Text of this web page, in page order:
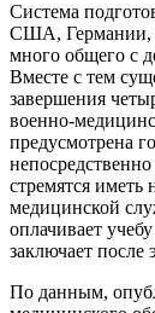
Система
США, Германии,
много общего с
Вместе с тем
завершения
военно-
предусмотрена
стремятся
медицинской
оплачивает
заключает после
По данным,